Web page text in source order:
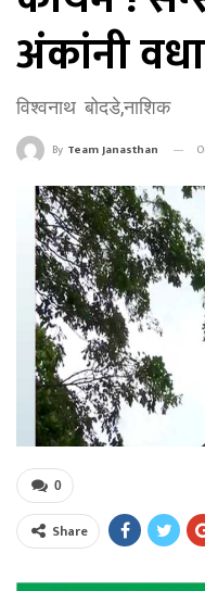
अंकांनी
विश्वनाथ बोदडे,नाशिक
By Team Janasthan
0
Share